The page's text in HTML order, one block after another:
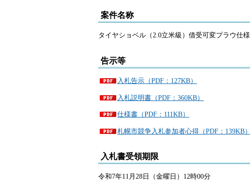
案件名称
タイヤショベル（2.0立米級）借受可変プラウ仕様
告示等
入札告示（PDF：127KB）
入札説明書（PDF：360KB）
仕様書（PDF：111KB）
札幌市競争入札参加者心得（PDF：139KB）
入札書受領期限
令和7年11月28日（金曜日）12時00分